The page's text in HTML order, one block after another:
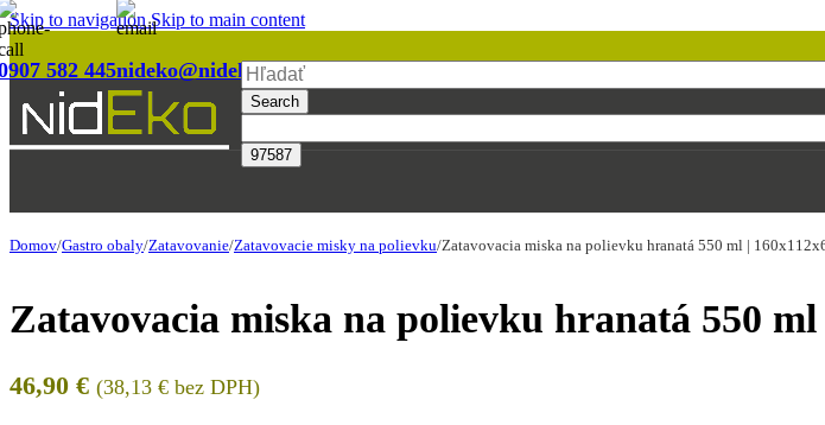
Skip to navigationSkip to main content
582 445nideko@nideko.sk
Search
Reštaurácia
Podľa kategórie
Asia & sushi boxy
Krabice a boxy
Lodičky a kornúty
Papierové vrecká a baliaci papier
Poháre a fľaše
Príbory, miešadlá a napichovadlá
Servítky a utierky
Slamky
Viečka
Zatavovanie
Domov/Gastro obaly/Zatavovanie/Zatavovacie misky na polievku/Zatavovacia miska na polievku hranatá 550 ml |
Zatavovacia miska na polievku hranatá 550 ml
46,90 € (38,13 € bez DPH)